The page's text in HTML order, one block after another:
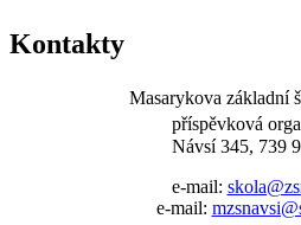
Kontakty
Masarykova základní
příspěvková
Návsí 345, 739
e-mail:
e-mail: